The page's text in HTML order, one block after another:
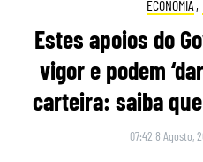
ECONOMIA ,
Estes apoios do
vigor e podem
carteira: saiba
07:42 8 Agosto,